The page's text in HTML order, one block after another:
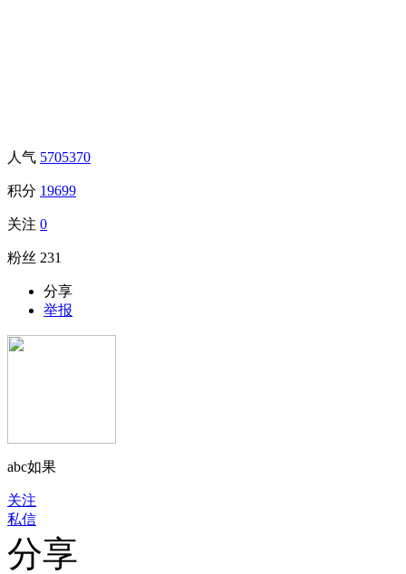
人气 5705370
积分 19699
关注 0
粉丝 231
分享
举报
abc如果
关注
私信
分享